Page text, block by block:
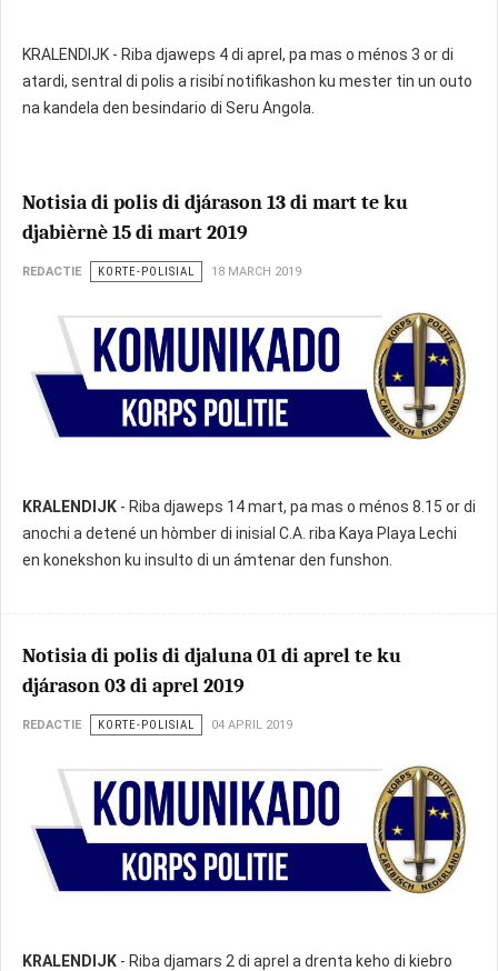
KRALENDIJK - Riba djaweps 4 di aprel, pa mas o ménos 3 or di
atardi, sentral di polis a risibí notifikashon ku mester tin un outo
na kandela den besindario di Seru Angola.
Notisia di polis di djárason 13 di mart te ku
djabièrnè 15 di mart 2019
REDACTIE KORTE-POLISIAL 18 MARCH 2019
KRALENDIJK - Riba djaweps 14 mart, pa mas o ménos 8.15 or di
anochi a detené un hòmber di inisial C.A. riba Kaya Playa Lechi
en konekshon ku insulto di un ámtenar den funshon.
Notisia di polis di djaluna 01 di aprel te ku
djárason 03 di aprel 2019
REDACTIE KORTE-POLISIAL 04 APRIL 2019
KRALENDIJK - Riba djamars 2 di aprel a drenta keho di kiebro